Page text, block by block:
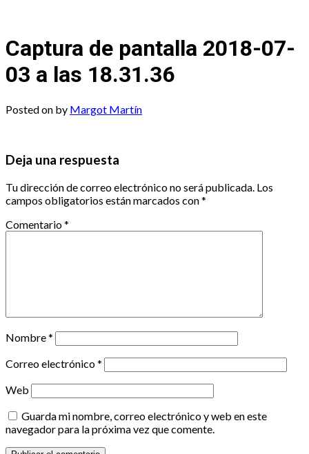
Captura de pantalla 2018-07-
03 a las 18.31.36
Posted on by Margot Martín
Deja una respuesta
Tu dirección de correo electrónico no será publicada. Los
campos obligatorios están marcados con*
Comentario*
Nombre*
Correo electrónico*
Web
Guarda mi nombre, correo electrónico y web en este
navegador para la próxima vez que comente.